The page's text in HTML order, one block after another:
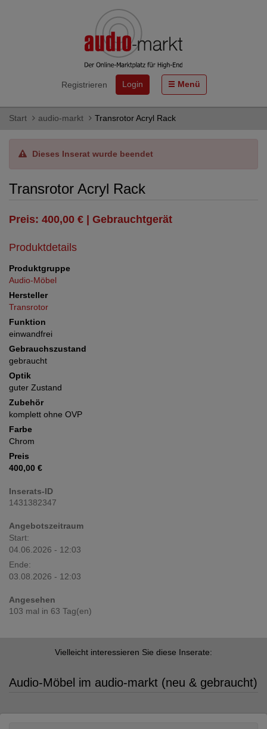
Registrieren Login Menü
Start audio-markt Transrotor Acryl Rack
Dieses Inserat wurde beendet
Transrotor Acryl Rack
Preis: 400,00 € | Gebrauchtgerät
Produktdetails
Produktgruppe
Audio-Möbel
Hersteller
Transrotor
Funktion
einwandfrei
Gebrauchszustand
gebraucht
Optik
guter Zustand
Zubehör
komplett ohne OVP
Farbe
Chrom
Preis
400,00 €
Inserats-ID
1431382347
Angebotszeitraum
Start:
04.06.2026 - 12:03
Ende:
03.08.2026 - 12:03
Angesehen
103 mal in 63 Tag(en)
Vielleicht interessieren Sie diese Inserate:
Audio-Möbel im audio-markt (neu & gebraucht)